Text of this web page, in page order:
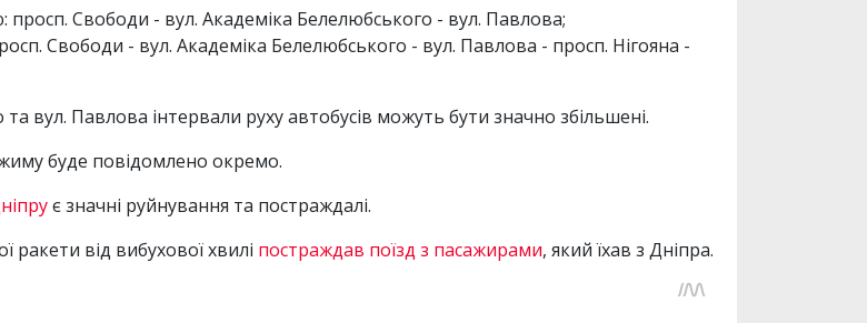
Свободи - вул. Академіка Белелюбського - вул. Павлова;
Свободи - вул. Академіка Белелюбського - вул. Павлова - просп. Нігояна -
вул. Павлова інтервали руху автобусів можуть бути значно збільшені.
буде повідомлено окремо.
є значні руйнування та постраждалі.
від вибухової хвилі постраждав поїзд з пасажирами, який їхав з Дніпра.